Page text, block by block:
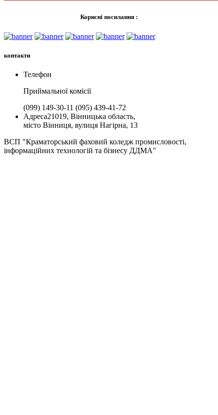
Корисні посилання :
контакти
Телефон
Приймальної комiсії
(099) 149-30-11 (095) 439-41-72
Адреса21019, Вінницька область,
місто Вінниця, вулиця Нагірна, 13
ВСП "Краматорський фаховий коледж промисловості,
інформаційних технологій та бізнесу ДДМА"